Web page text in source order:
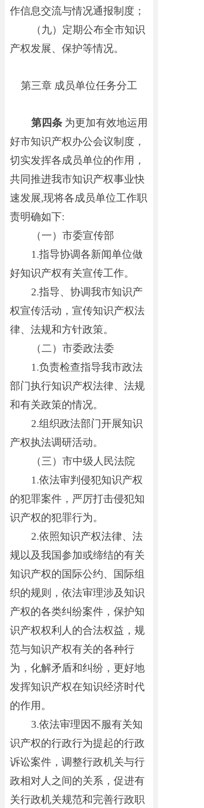
作信息交流与情况通报制度；
（九）定期公布全市知识
产权发展、保护等情况。
第三章 成员单位任务分工
第四条 为更加有效地运用
好市知识产权办公会议制度，
切实发挥各成员单位的作用，
共同推进我市知识产权事业快
速发展,现将各成员单位工作职
责明确如下:
（一）市委宣传部
1.指导协调各新闻单位做
好知识产权有关宣传工作。
2.指导、协调我市知识产
权宣传活动，宣传知识产权法
律、法规和方针政策。
（二）市委政法委
1.负责检查指导我市政法
部门执行知识产权法律、法规
和有关政策的情况。
2.组织政法部门开展知识
产权执法调研活动。
（三）市中级人民法院
1.依法审判侵犯知识产权
的犯罪案件，严厉打击侵犯知
识产权的犯罪行为。
2.依照知识产权法律、法
规以及我国参加或缔结的有关
知识产权的国际公约、国际组
织的规则，依法审理涉及知识
产权的各类纠纷案件，保护知
识产权权利人的合法权益，规
范与知识产权有关的各种行
为，化解矛盾和纠纷，更好地
发挥知识产权在知识经济时代
的作用。
3.依法审理因不服有关知
识产权的行政行为提起的行政
诉讼案件，调整行政机关与行
政相对人之间的关系，促进有
关行政机关规范和完善行政职